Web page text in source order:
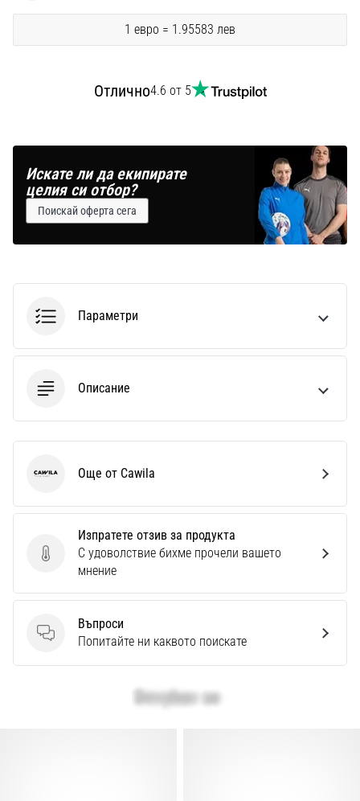
1 евро = 1.95583 лев
Отлично4.6 от 5
Искате ли да екипирате
целия си отбор?
Поискай оферта сега
Параметри
Описание
Изпратете отзив за продукта
Изпратете отзив за продукта
С удоволствие бихме прочели вашето
мнение
Въпроси
Въпроси
Попитайте ни каквото поискате
Cawila Още от Cawila